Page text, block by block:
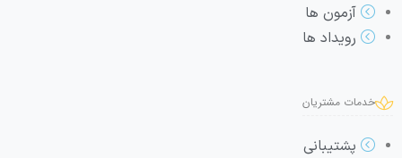
آزمون ها
رویداد ها
خدمات مشتریان
پشتیبانی